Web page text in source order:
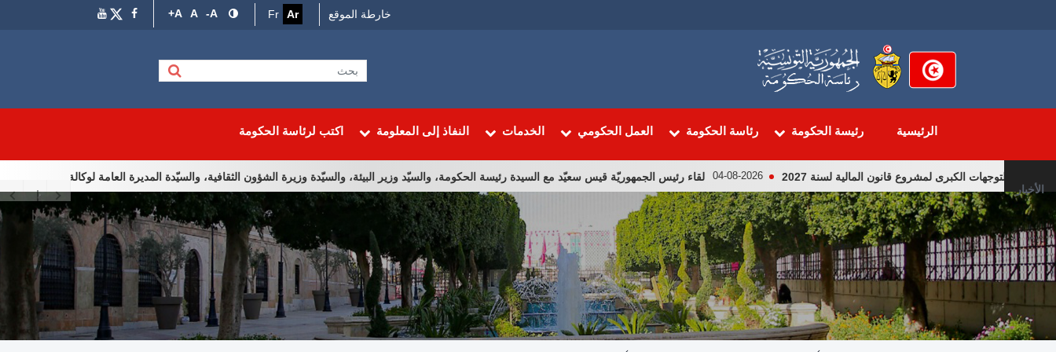
A-
A
A+ Fr Ar
Menuخارطة الموقع
الرئيسية رئيسة الحكومة رئاسة الحكومة العمل الحكومي الخدمات النفاذ إلى المعلومة اكتب لرئاسة الحكومة
الأخبار
الكبرى لمشروع قانون المالية لسنة 2027 04-08-2026 لقاء رئيس الجمهوريّة قيس سعيّد مع السيدة رئيسة الحكومة، والسيّد وزير البيئة، والسيّدة وزيرة الشؤون الثقافية، والسيّدة المديرة العامة لوكالة إحياء التراث